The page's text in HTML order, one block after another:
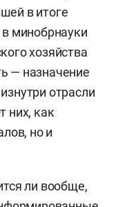
в итоге
минобрнауки
хозяйства
— назначение
отрасли
них, как
но и
ли вообще,